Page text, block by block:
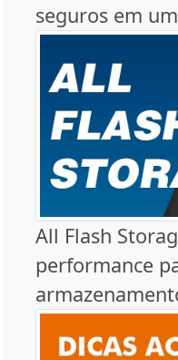
seguros em
All Flash
performance